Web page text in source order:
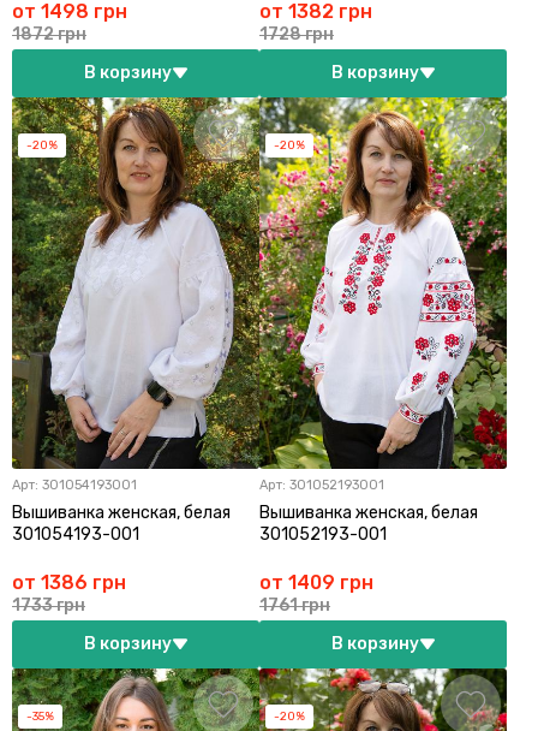
от 1498 грн
1872 грн
В корзину
от 1382 грн
1728 грн
В корзину
-20%
Арт: 301054193001
Вышиванка женская, белая
301054193-001
от 1386 грн
1733 грн
В корзину
-20%
Арт: 301052193001
Вышиванка женская, белая
301052193-001
от 1409 грн
1761 грн
В корзину
-35% -20%